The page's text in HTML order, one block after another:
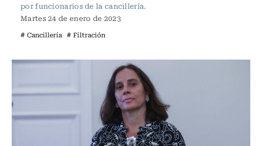
por funcionarios de la cancillería.
Martes 24 de enero de 2023
# Cancillería # Filtración